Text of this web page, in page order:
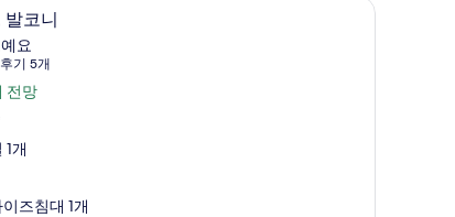
발코니
중 10점
요
기 5개
전망
1개
즈침대 1개